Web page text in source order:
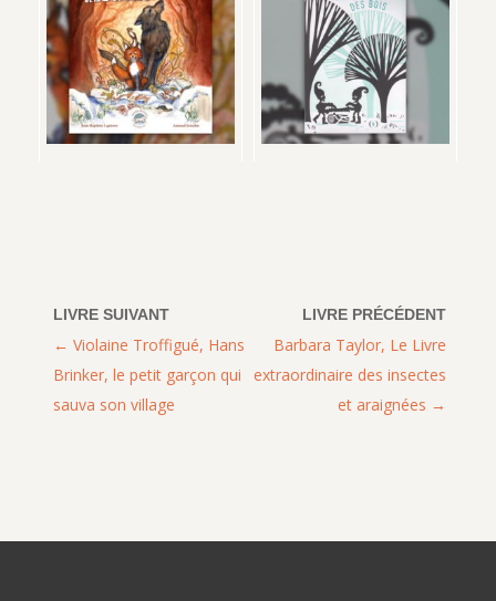
Barbara Taylor, Le Livre
extraordinaire des insectes
et araignées
Violaine Troffigué, Hans
Brinker, le petit garçon qui
sauva son village